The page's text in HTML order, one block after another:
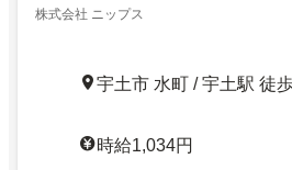
株式会社 ニップス
宇土市 水町 / 宇土駅 徒
時給1,034円